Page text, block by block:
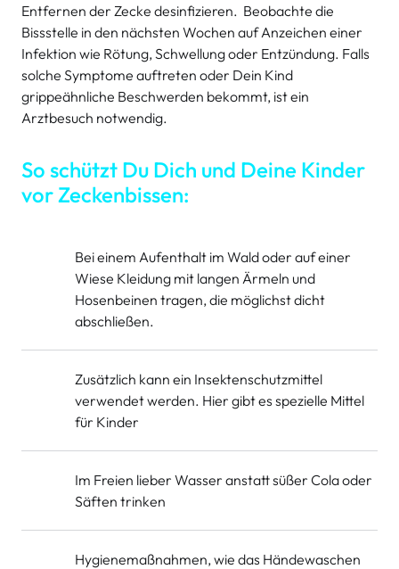
Entfernen der Zecke desinfizieren. Beobachte die
Bissstelle in den nächsten Wochen auf Anzeichen einer
Infektion wie Rötung, Schwellung oder Entzündung. Falls
solche Symptome auftreten oder Dein Kind
grippeähnliche Beschwerden bekommt, ist ein
Arztbesuch notwendig.
So schützt Du Dich und Deine Kinder
vor Zeckenbissen:
Bei einem Aufenthalt im Wald oder auf einer
Wiese Kleidung mit langen Ärmeln und
Hosenbeinen tragen, die möglichst dicht
abschließen.
Zusätzlich kann ein Insektenschutzmittel
verwendet werden. Hier gibt es spezielle Mittel
für Kinder
Im Freien lieber Wasser anstatt süßer Cola oder
Säften trinken
Hygienemaßnahmen, wie das Händewaschen